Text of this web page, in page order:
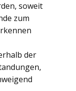
soweit
zum
der